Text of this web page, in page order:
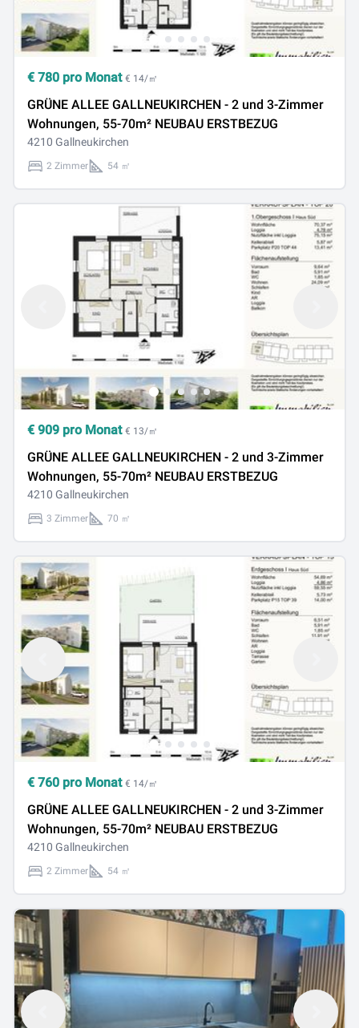
€ 780 pro Monat € 14/㎡
GRÜNE ALLEE GALLNEUKIRCHEN - 2 und 3-Zimmer
Wohnungen, 55-70m² NEUBAU ERSTBEZUG
4210 Gallneukirchen
2 Zimmer 54 ㎡
€ 909 pro Monat € 13/㎡
GRÜNE ALLEE GALLNEUKIRCHEN - 2 und 3-Zimmer
Wohnungen, 55-70m² NEUBAU ERSTBEZUG
4210 Gallneukirchen
3 Zimmer 70 ㎡
€ 760 pro Monat € 14/㎡
GRÜNE ALLEE GALLNEUKIRCHEN - 2 und 3-Zimmer
Wohnungen, 55-70m² NEUBAU ERSTBEZUG
4210 Gallneukirchen
2 Zimmer 54 ㎡